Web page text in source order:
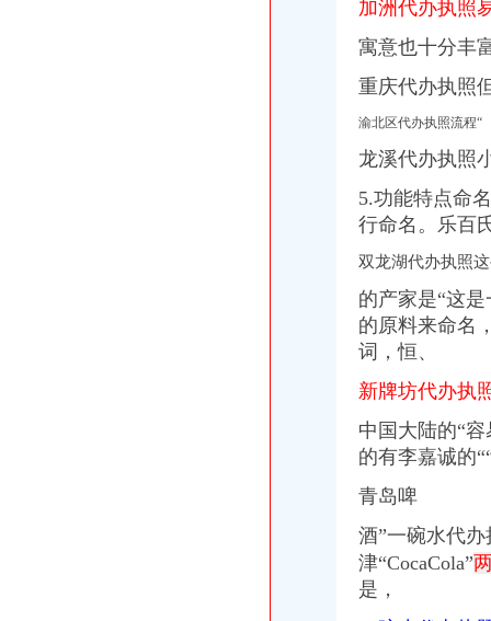
【税务操作-5000起,东莞市环洲商务咨询有限公司招聘】-东莞赶集网
代办园林资质,北京园林绿化资质,北京园林资质代办-一般商务
渝开发：2010年半年度财务报告_渝开发（000514）_公告正文_财经_
2011全新秋款女妆批发代理加盟-回兴服装/鞋帽/箱包|重庆酷易搜
生产成本工程招标公告_招标信息_北京瑞博恒达招标代理有限公司
渝酷味火锅招商_渝酷味火锅加盟_渝酷味火锅代理_渝酷味火锅加盟电
重庆代办营业执照_重庆工商代办_重庆公司注册选重庆鑫祺财务公司
重庆代理记账-重庆工商代办电话价格-重庆营业执照代办-重庆注册公司-
页-重庆社保代办|重庆江北执照代办|重庆代理记帐|重庆财务咨询--023
加洲代办执照
寓意也十分丰
重庆代办执照
渝北区代办执照流程“
龙溪代办执照
5.功能特点命
行命名。乐百
双龙湖代办执照
的产家是“这
的原料来命名
词，恒、
新牌坊代办执
中国大陆的“
的有李嘉诚的
青岛啤
酒”一碗水代办
津“CocaCola”
是，